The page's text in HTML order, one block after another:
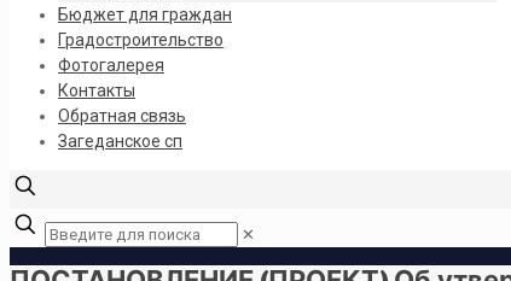
Бюджет для граждан
Градостроительство
Фотогалерея
Контакты
Обратная связь
Загеданское сп
✕